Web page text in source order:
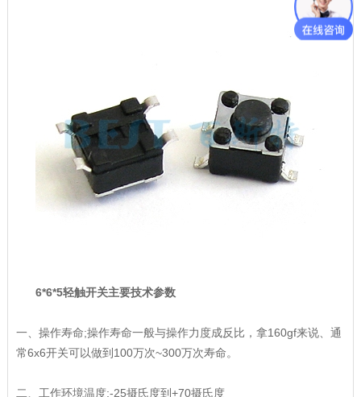
6*6*5轻触开关主要技术参数
一、操作寿命;操作寿命一般与操作力度成反比，拿160gf来说、通
常6x6开关可以做到100万次~300万次寿命。
二、工作环境温度;-25摄氏度到+70摄氏度